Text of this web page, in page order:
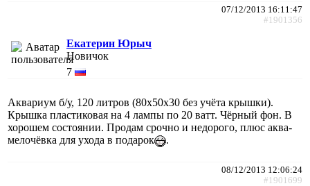
07/12/2013 16:11:47
#1901356
Екатерин Юрыч
Новичок
7
Аквариум б/у, 120 литров (80х50х30 без учёта крышки).
Крышка пластиковая на 4 лампы по 20 ватт. Чёрный фон. В
хорошем состоянии. Продам срочно и недорого, плюс аква-
мелочёвка для ухода в подарок
.
08/12/2013 12:06:24
#1901699